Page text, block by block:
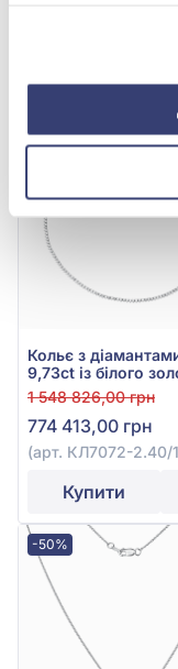
-50%
Кольє з
9,73ct із білого
585°, арт. КЛ7072-
1 548 826,00 грн
774 413,00 грн
(арт. КЛ7072-2.40/
Купити
-50%